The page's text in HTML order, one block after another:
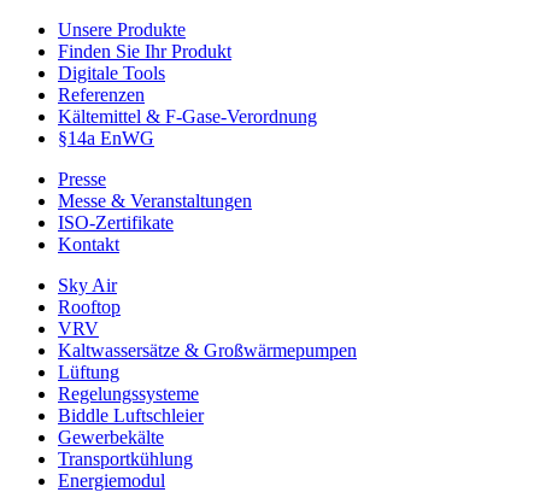
Unsere Produkte
Finden Sie Ihr Produkt
Digitale Tools
Referenzen
Kältemittel & F-Gase-Verordnung
§14a EnWG
Presse
Messe & Veranstaltungen
ISO-Zertifikate
Kontakt
Sky Air
Rooftop
VRV
Kaltwassersätze & Großwärmepumpen
Lüftung
Regelungssysteme
Biddle Luftschleier
Gewerbekälte
Transportkühlung
Energiemodul